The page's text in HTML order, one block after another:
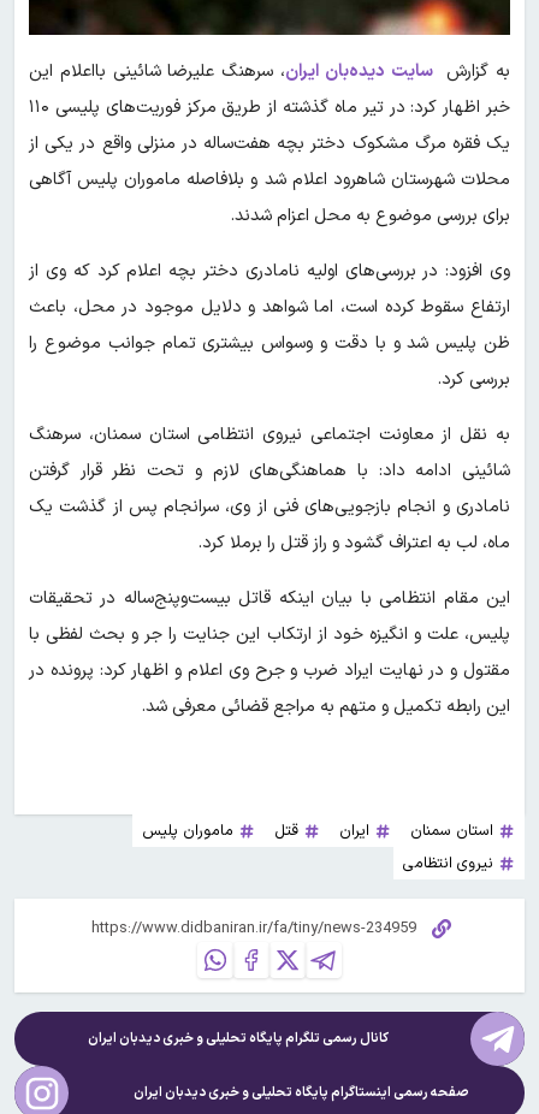
به گزارشسایت دیده‌بان ایران، سرهنگ علیرضا شائینی بااعلام این
خبر اظهار کرد: در تیر ماه گذشته از طریق مرکز فوریت‌های پلیسی ۱۱۰
یک فقره مرگ مشکوک دختر بچه هفت‌ساله در منزلی واقع در یکی از
محلات شهرستان شاهرود اعلام شد و بلافاصله ماموران پلیس آگاهی
برای بررسی موضوع به محل اعزام شدند.
وی افزود: در بررسی‌های اولیه نامادری دختر بچه اعلام کرد که وی از
ارتفاع سقوط کرده است، اما شواهد و دلایل موجود در محل، باعث
ظن پلیس شد و با دقت و وسواس بیشتری تمام جوانب موضوع را
بررسی کرد.
به نقل از معاونت اجتماعی نیروی انتظامی استان سمنان، سرهنگ
شائینی ادامه داد: با هماهنگی‌های لازم و تحت نظر قرار گرفتن
نامادری و انجام بازجویی‌های فنی از وی، سرانجام پس از گذشت یک
ماه، لب به اعتراف گشود و راز قتل را برملا کرد.
این مقام انتظامی با بیان اینکه قاتل بیست‌وپنج‌ساله در تحقیقات
پلیس، علت و انگیزه خود از ارتکاب این جنایت را جر و بحث لفظی با
مقتول و در نهایت ایراد ضرب و جرح وی اعلام و اظهار کرد: پرونده در
این رابطه تکمیل و متهم به مراجع قضائی معرفی شد.
استان سمنان ایران قتل
ماموران پلیس
نیروی انتظامی
کانال رسمی تلگرام پایگاه تحلیلی و خبریدیدبان ایران
صفحه رسمی اینستاگرام پایگاه تحلیلی و خبریدیدبان ایران